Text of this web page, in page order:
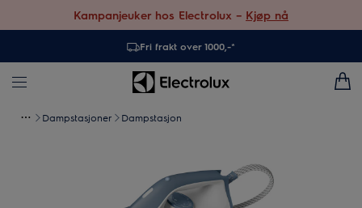
Kampanjeuker hos Electrolux – Kjøp nå
Fri frakt over 1000,-*
Dampstasjoner Dampstasjon